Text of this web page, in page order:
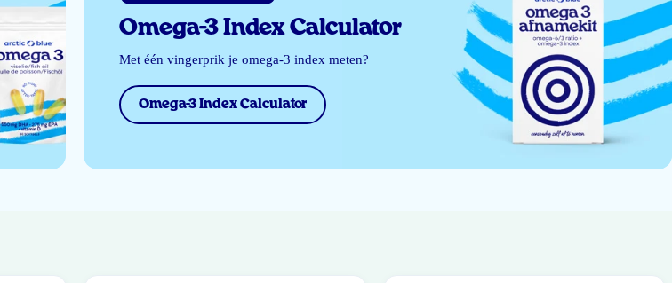
Omega-3 Index Calculator
Met één vingerprik je omega-3 index meten?
Omega-3 Index Calculator